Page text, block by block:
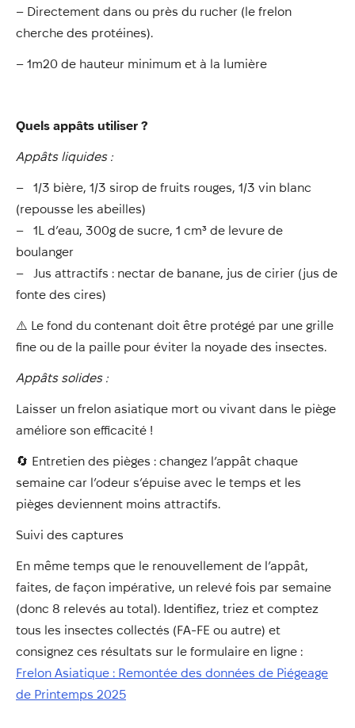
– Directement dans ou près du rucher (le frelon
cherche des protéines).
– 1m20 de hauteur minimum et à la lumière
Quels appâts utiliser ?
Appâts liquides :
– 1/3 bière, 1/3 sirop de fruits rouges, 1/3 vin blanc
(repousse les abeilles)
– 1L d’eau, 300g de sucre, 1 cm³ de levure de
boulanger
– Jus attractifs : nectar de banane, jus de cirier (jus de
fonte des cires)
⚠️ Le fond du contenant doit être protégé par une grille
fine ou de la paille pour éviter la noyade des insectes.
Appâts solides :
Laisser un frelon asiatique mort ou vivant dans le piège
améliore son efficacité !
🔄 Entretien des pièges : changez l’appât chaque
semaine car l’odeur s’épuise avec le temps et les
pièges deviennent moins attractifs.
Suivi des captures
En même temps que le renouvellement de l’appât,
faites, de façon impérative, un relevé fois par semaine
(donc 8 relevés au total). Identifiez, triez et comptez
tous les insectes collectés (FA-FE ou autre) et
consignez ces résultats sur le formulaire en ligne :
Frelon Asiatique : Remontée des données de Piégeage
de Printemps 2025